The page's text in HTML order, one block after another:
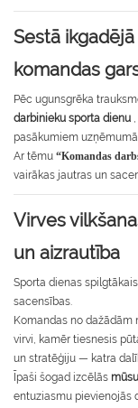
Sestā
komandas
Pēc ugunsgrēka
darbinieku sporta dienu
pasākumiem
Ar tēmu “Komandas
vairākas jautras un
Virves
un aizrautība
Sporta dienas
sacensības.
Komandas no dažādām
virvi, kamēr tiesnesis
un stratēģiju — katra
Īpaši šogad izcēlās
entuziasmu pievienojās